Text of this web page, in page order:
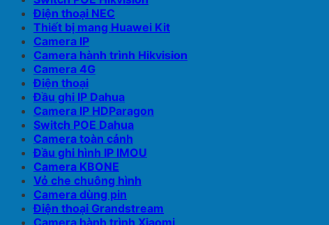
Điện thoại NEC
Thiết bị mang Huawei Kit
Camera IP
Camera hành trình Hikvision
Camera 4G
Điện thoại
Đầu ghi IP Dahua
Camera IP HDParagon
Switch POE Dahua
Camera toàn cảnh
Đầu ghi hình IP IMOU
Camera KBONE
Vỏ che chuông hình
Camera dùng pin
Điện thoại Grandstream